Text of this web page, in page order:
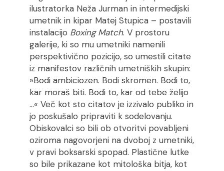
ilustratorka Neža Jurman in intermedijski
umetnik in kipar Matej Stupica – postavili
instalacijo Boxing Match. V prostoru
galerije, ki so mu umetniki namenili
perspektivično pozicijo, so umestili citate
iz manifestov različnih umetniških skupin:
»Bodi ambiciozen. Bodi skromen. Bodi to,
kar moraš biti. Bodi to, kar od tebe želijo
…« Več kot sto citatov je izzivalo publiko in
jo poskušalo pripraviti k sodelovanju.
Obiskovalci so bili ob otvoritvi povabljeni
oziroma nagovorjeni na dvoboj z umetniki,
v pravi boksarski spopad. Plastične lutke
so bile prikazane kot mitološka bitja, kot